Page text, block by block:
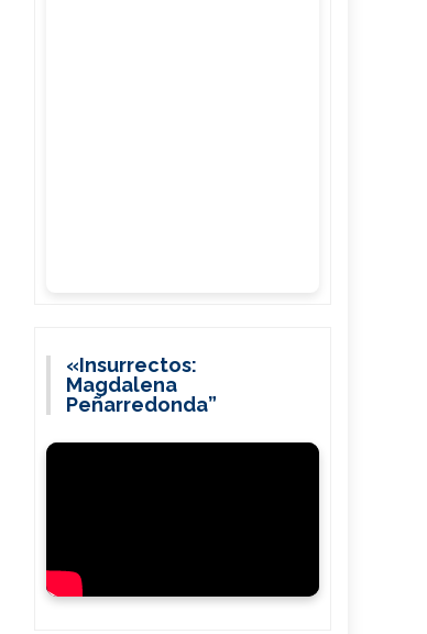
«Insurrectos:
Magdalena
Peñarredonda”